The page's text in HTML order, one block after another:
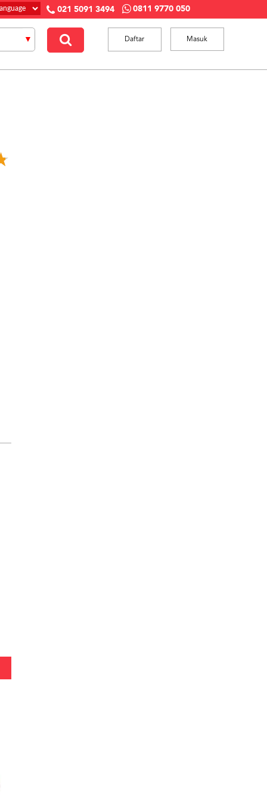
021 5091 3494 0811 9770 050
Masuk
Daftar